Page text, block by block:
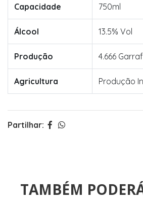
Capacidade 750ml
Álcool 13.5% Vol
Produção 4.666
Agricultura Produção
Partilhar:
TAMBÉM